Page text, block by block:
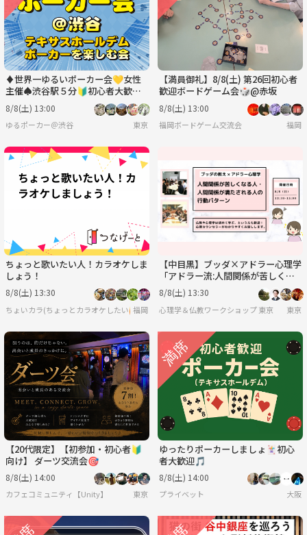
♦️世界一ゆるいポーカー会💛女性
主催♠️渋谷駅５分🔰初心者大歓迎
♣
8/8(土) 13:00
ゆるポーカー＠渋谷 東京
【満員御礼】8/8(土) 第26回初心者
歓迎ボードゲーム会🎲@赤坂
8/8(土) 13:00
福岡ボードゲーム交流会 福岡
ちょっと歌いたい人！カラオケしま
しょう！
8/8(土) 13:30
ちょいカラ(ちょっとカラオケしたい🙋)福岡
【中目黒】ブッダ×アドラー心理学
「アドラー流:人間関係が苦しくな
る人・満たされる人の行動パター
ン」ワークショップ-東京
8/8(土) 13:30
心理学＆仏教ワークショップ 東京 東京
【20代限定】【初参加・初心者🔰
向け】 ダーツ交流会🎯
8/8(土) 14:00
カフェコミュニティ【Unity】 東京
ゆったりポーカーしましょ🃏初心
者大歓迎🎵
8/8(土) 14:00
プライベット 大阪